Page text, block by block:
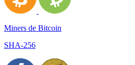
Miners de Bitcoin
SHA-256